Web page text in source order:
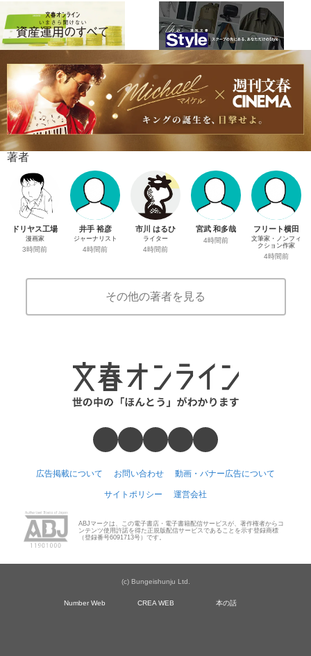
著者
ドリヤス工場
漫画家
3時間前
井手 裕彦
ジャーナリスト
4時間前
市川 はるひ
ライター
4時間前
宮武 和多哉
4時間前
フリート横田
文筆家・ノンフィ
クション作家
4時間前
その他の著者を見る
広告掲載について お問い合わせ 動画・バナー広告について
サイトポリシー 運営会社
ABJマークは、この電子書店・電子書籍配信サービスが、著作権者からコ
ンテンツ使用許諾を得た正規版配信サービスであることを示す登録商標
（登録番号6091713号）です。
(c) Bungeishunju Ltd.
Number Web CREA WEB 本の話